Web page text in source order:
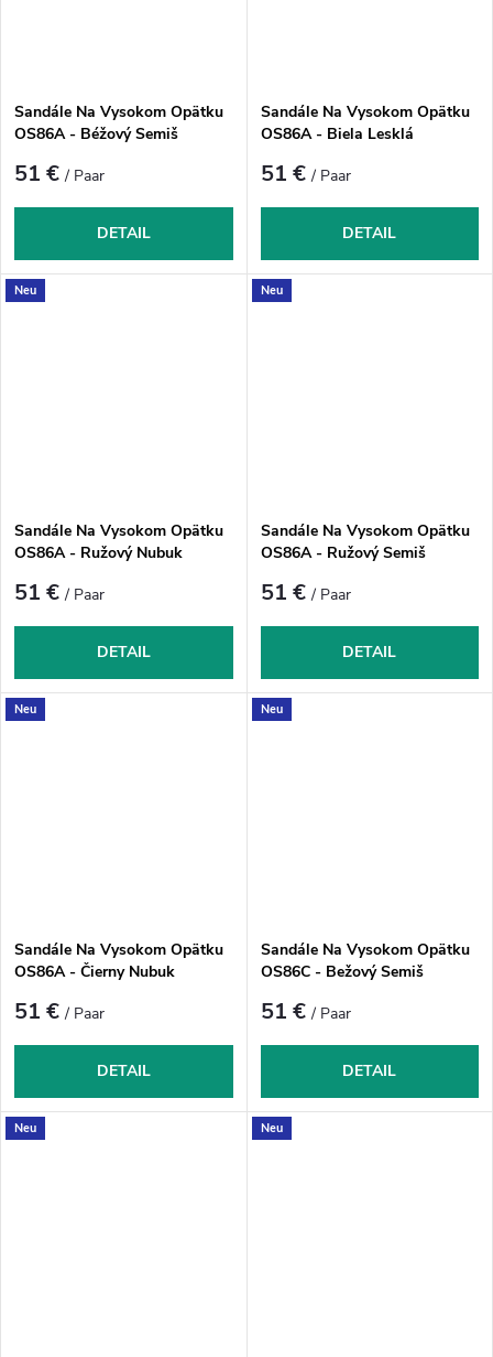
Sandále Na Vysokom Opätku
OS86A - Béžový Semiš
51 €/ Paar
DETAIL
Sandále Na Vysokom Opätku
OS86A - Biela Lesklá
51 €/ Paar
DETAIL
Neu
Sandále Na Vysokom Opätku
OS86A - Ružový Nubuk
51 €/ Paar
DETAIL
Neu
Sandále Na Vysokom Opätku
OS86A - Ružový Semiš
51 €/ Paar
DETAIL
Neu
Sandále Na Vysokom Opätku
OS86A - Čierny Nubuk
51 €/ Paar
DETAIL
Neu
Sandále Na Vysokom Opätku
OS86C - Bežový Semiš
51 €/ Paar
DETAIL
Neu Neu